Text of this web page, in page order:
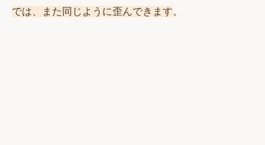
では、また同じように歪んできます。